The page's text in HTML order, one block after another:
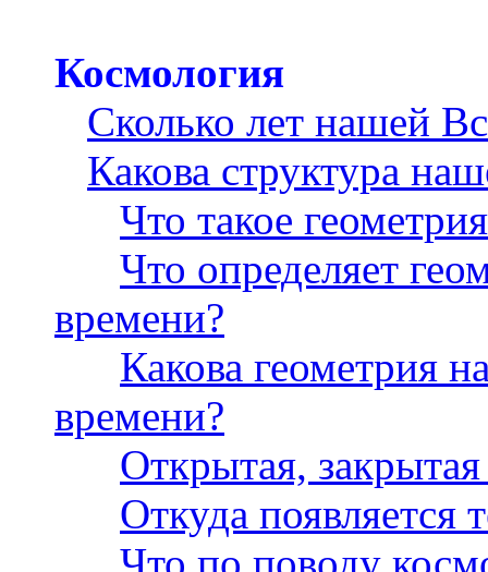
Космология
Сколько лет нашей
Какова структура
Что такое
Что определяет
времени?
Какова геометрия
времени?
Открытая,
Откуда появляется